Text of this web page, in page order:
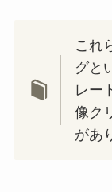
これ
グと
レー
像ク
があ